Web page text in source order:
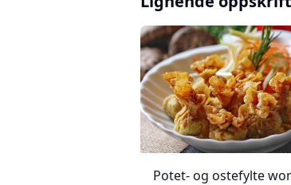
Potet- og ostefylte